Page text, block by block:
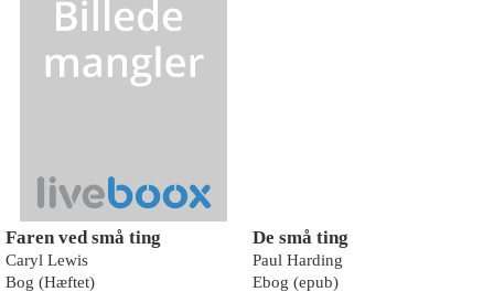
Faren ved små ting
Caryl Lewis
Bog (Hæftet)
De små ting
Paul Harding
Ebog (epub)